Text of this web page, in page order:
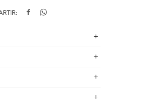
 